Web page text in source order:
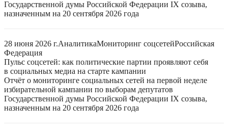
Государственной думы Российской Федерации IX созыва,
назначенным на 20 сентября 2026 года
28 июня 2026 г.АналитикаМониторинг соцсетейРоссийская
Федерация
Пульс соцсетей: как политические партии проявляют себя
в социальных медиа на старте кампании
Отчёт о мониторинге социальных сетей на первой неделе
избирательной кампании по выборам депутатов
Государственной думы Российской Федерации IX созыва,
назначенным на 20 сентября 2026 года